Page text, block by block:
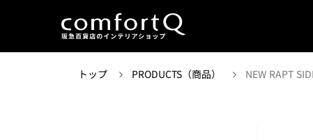
トップ PRODUCTS（商品） NEW RAPT